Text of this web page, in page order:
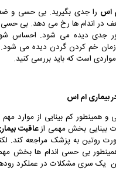
اس را جدی بگیرید. بی حسی و
در اندام ها رخ می دهد. بی
جدی دیده می شود. احساس
خم کردن گردن دیده می
مواردی است که باید بررسی کنید.
بیماری ام اس
و همینطور کم بینایی از موارد
بینایی بخش مهمی ازعاقبت
روتین به پزشک مراجعه کند.
بی حسی اندام ها بخش
سری مشکلات در عملکرد رودها